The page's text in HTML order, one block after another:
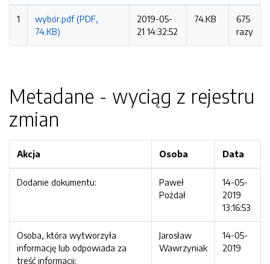
1
wybór.pdf (PDF,
74.KB)
2019-05-
21 14:32:52
74.KB
675
razy
Metadane - wyciąg z rejestru
zmian
Akcja Osoba Data
Dodanie dokumentu:
Paweł
Pożdał
14-05-
2019
13:16:53
Osoba, która wytworzyła
informację lub odpowiada za
treść informacji:
Jarosław
Wawrzyniak
14-05-
2019